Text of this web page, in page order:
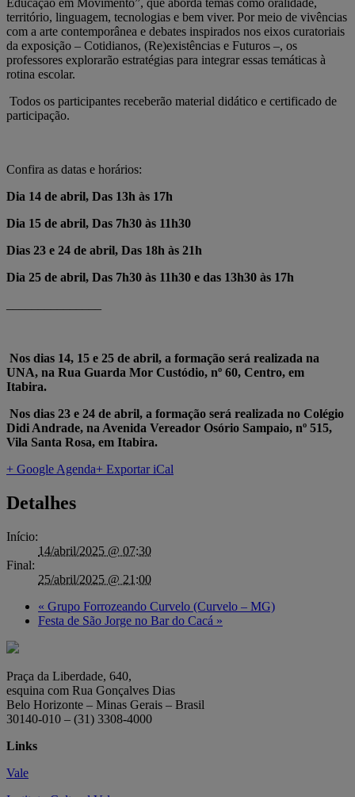
território, linguagem, tecnologias e bem viver. Por meio de vivências
com a arte contemporânea e debates inspirados nos eixos curatoriais
da exposição – Cotidianos, (Re)existências e Futuros –, os
professores explorarão estratégias para integrar essas temáticas à
rotina escolar.
Todos os participantes receberão material didático e certificado de
participação.
Confira as datas e horários:
Dia 14 de abril, Das 13h às 17h
Dia 15 de abril, Das 7h30 às 11h30
Dias 23 e 24 de abril, Das 18h às 21h
Dia 25 de abril, Das 7h30 às 11h30 e das 13h30 às 17h
Nos dias 14, 15 e 25 de abril, a formação será realizada na
UNA, na Rua Guarda Mor Custódio, nº 60, Centro, em
Itabira.
Nos dias 23 e 24 de abril, a formação será realizada no Colégio
Didi Andrade, na Avenida Vereador Osório Sampaio, nº 515,
Vila Santa Rosa, em Itabira.
+ Google Agenda+ Exportar iCal
Detalhes
Início:
14/abril/2025 @ 07:30
Final:
25/abril/2025 @ 21:00
« Grupo Forrozeando Curvelo (Curvelo – MG)
Festa de São Jorge no Bar do Cacá »
Praça da Liberdade, 640,
esquina com Rua Gonçalves Dias
Belo Horizonte – Minas Gerais – Brasil
30140-010 – (31) 3308-4000
Links
Vale